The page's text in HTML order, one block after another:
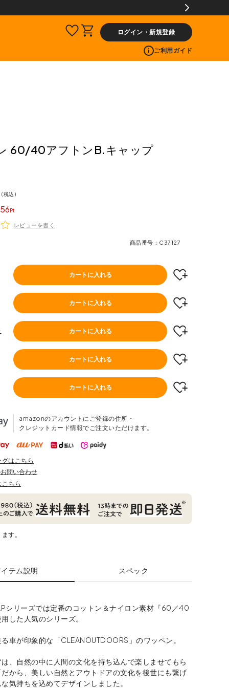
ログイン・新規登録
ご利用ガイド
60/40アフトンB.キャップ
税込
56
レビューを書く
商品番号 C37127
カートに入れる
カートに入れる
カートに入れる
カートに入れる
カートに入れる
amazonのアカウントにご登録の住所・
クレジットカード情報でご注文いただけます。
はこちら
問い合わせ
ちら
す。
イテム説明 スペック
シリーズでは定番のコットン＆ナイロン素材『60／40
した人気のシリーズ。
車が印象的な「CLEANOUTDOORS」のワッペン。
は、自然の中に人間の文化を持ち込んで楽しませてもら
から、美しい自然とアウトドアの文化を後世にも繋げ
気持ちを込めてデザインしました。